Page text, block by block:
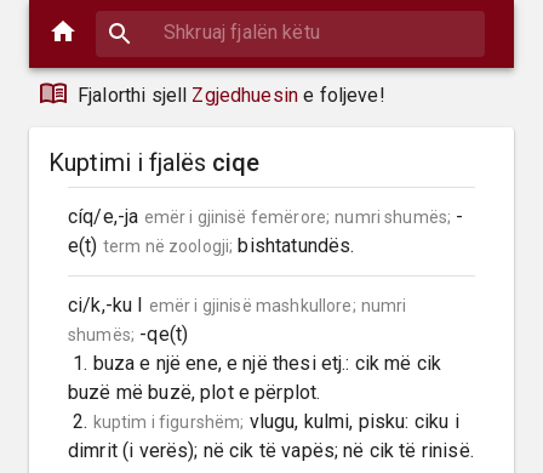
Fjalorthi sjell Zgjedhuesin e foljeve!
Kuptimi i fjalës ciqe
cíq/e,-ja emër i gjinisë femërore; numri shumës; -
e(t) term në zoologji; bishtatundës.
ci/k,-ku I emër i gjinisë mashkullore; numri
shumës; -qe(t)
buzë më buzë, plot e përplot.
2. kuptim i figurshëm; vlugu, kulmi, pisku: ciku i
dimrit (i verës); në cik të vapës; në cik të rinisë.